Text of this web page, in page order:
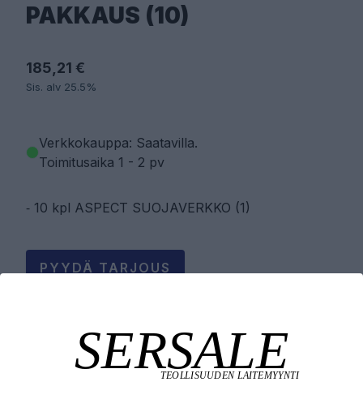
PAKKAUS (10)
185,21 €
Sis. alv 25.5%
Verkkokauppa: Saatavilla.
Toimitusaika 1 - 2 pv
⁃ 10 kpl ASPECT SUOJAVERKKO (1)
PYYDÄ TARJOUS
LISÄÄ OSTOSKORIIN